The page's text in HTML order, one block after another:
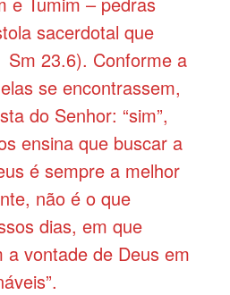
sacerdotal que
Sm 23.6). Conforme a
se encontrassem,
do Senhor: “sim”,
ensina que buscar a
é sempre a melhor
não é o que
dias, em que
a vontade de Deus em